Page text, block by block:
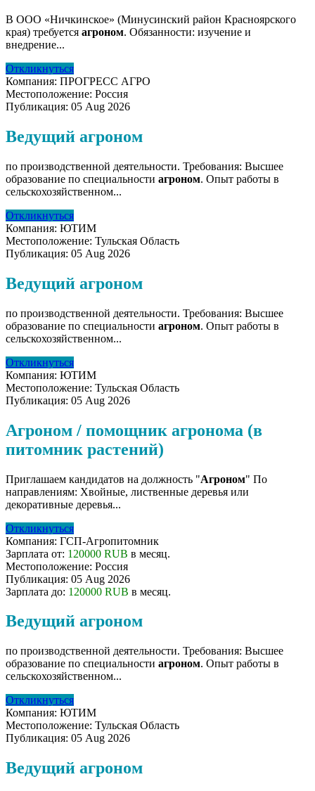
В ООО «Ничкинское» (Минусинский район Красноярского
края) требуется агроном. Обязанности: изучение и
внедрение...
Откликнуться
Компания: ПРОГРЕСС АГРО
Местоположение: Россия
Публикация: 05 Aug 2026
Ведущий агроном
по производственной деятельности. Требования: Высшее
образование по специальности агроном. Опыт работы в
сельскохозяйственном...
Откликнуться
Компания: ЮТИМ
Местоположение: Тульская Область
Публикация: 05 Aug 2026
Ведущий агроном
по производственной деятельности. Требования: Высшее
образование по специальности агроном. Опыт работы в
сельскохозяйственном...
Откликнуться
Компания: ЮТИМ
Местоположение: Тульская Область
Публикация: 05 Aug 2026
Агроном / помощник агронома (в
питомник растений)
Приглашаем кандидатов на должность "Агроном" По
направлениям: Хвойные, лиственные деревья или
декоративные деревья...
Откликнуться
Компания: ГСП-Агропитомник
Зарплата от: 120000 RUB в месяц.
Местоположение: Россия
Публикация: 05 Aug 2026
Зарплата до: 120000 RUB в месяц.
Ведущий агроном
по производственной деятельности. Требования: Высшее
образование по специальности агроном. Опыт работы в
сельскохозяйственном...
Откликнуться
Компания: ЮТИМ
Местоположение: Тульская Область
Публикация: 05 Aug 2026
Ведущий агроном